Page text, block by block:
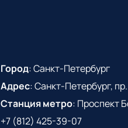
Город:Санкт-Петербург
Адрес:Санкт-Петербург,
Станция метро: Проспект
+7 (812) 425-39-07